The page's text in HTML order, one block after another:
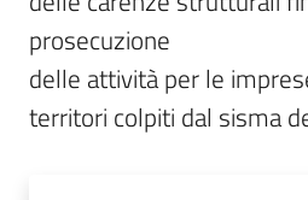
prosecuzione
delle attività per le
territori colpiti dal sisma